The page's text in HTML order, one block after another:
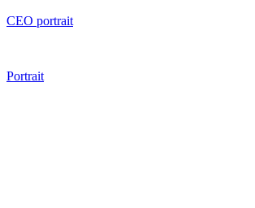
CEO portrait
Portrait